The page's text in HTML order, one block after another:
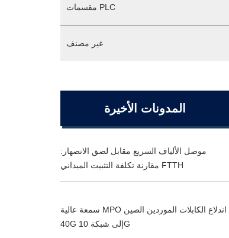
مقسمات PLC
غير مصنف
المدونات الأخيرة
موصل الألياف السريع مقابل لصق الانصهار:
مقارنة تكلفة التثبيت الميداني FTTH
سمعة عالية MPO اندلاع الكابلات الموردين الصين
40G إلى شبكة 10G